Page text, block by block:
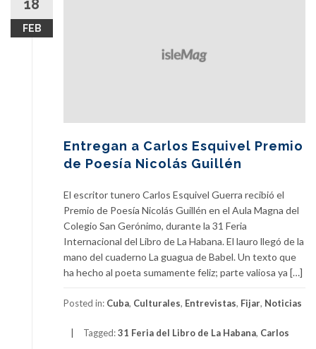
18
FEB
Entregan a Carlos Esquivel Premio
de Poesía Nicolás Guillén
El escritor tunero Carlos Esquivel Guerra recibió el
Premio de Poesía Nicolás Guillén en el Aula Magna del
Colegio San Gerónimo, durante la 31 Feria
Internacional del Libro de La Habana. El lauro llegó de la
mano del cuaderno La guagua de Babel. Un texto que
ha hecho al poeta sumamente feliz; parte valiosa ya […]
Posted in: Cuba, Culturales, Entrevistas, Fijar, Noticias
Tagged:31 Feria del Libro de La Habana, Carlos